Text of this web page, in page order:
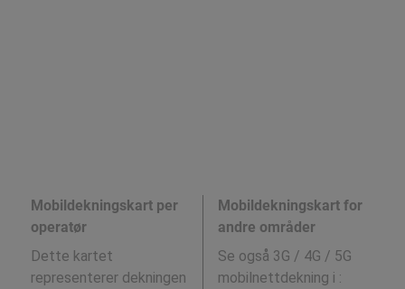
Mobildekningskart per
operatør
Dette kartet
representerer dekningen
Mobildekningskart for
andre områder
Se også 3G / 4G / 5G
mobilnettdekning i :